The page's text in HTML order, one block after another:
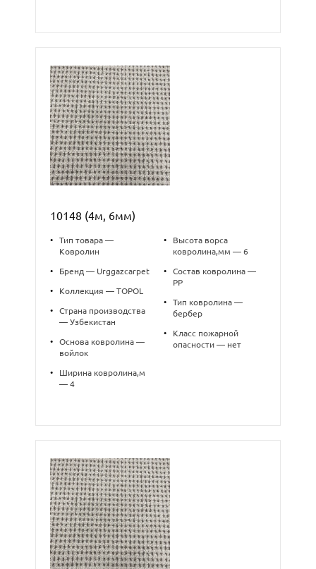
10148 (4м, 6мм)
•
Тип товара —
Ковролин
• Бренд — Urggazcarpet
• Коллекция — TOPOL
•
Страна производства
— Узбекистан
•
Основа ковролина —
войлок
•
Ширина ковролина,м
— 4
•
Высота ворса
ковролина,мм — 6
•
Состав ковролина —
PP
•
Тип ковролина —
бербер
•
Класс пожарной
опасности — нет